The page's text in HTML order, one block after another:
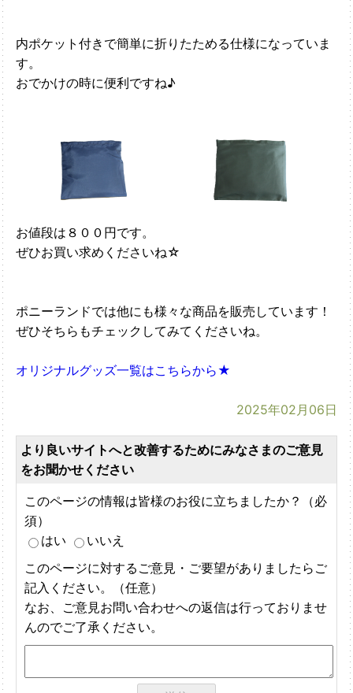
内ポケット付きで簡単に折りたためる仕様になっていま
す。
おでかけの時に便利ですね♪
お値段は８００円です。
ぜひお買い求めくださいね☆
ポニーランドでは他にも様々な商品を販売しています！
ぜひそちらもチェックしてみてくださいね。
オリジナルグッズ一覧はこちらから★
2025年02月06日
より良いサイトへと改善するためにみなさまのご意見
をお聞かせください
このページの情報は皆様のお役に立ちましたか？（必
須）
はい
いいえ
このページに対するご意見・ご要望がありましたらご
記入ください。（任意）
なお、ご意見お問い合わせへの返信は行っておりませ
んのでご了承ください。